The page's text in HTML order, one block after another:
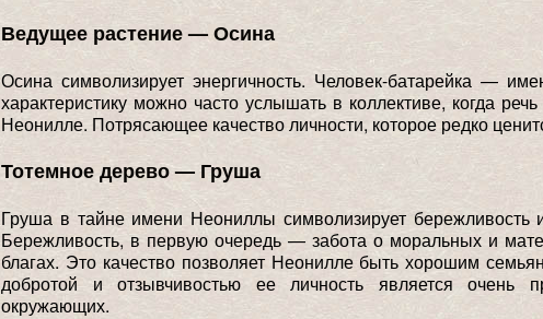
Ведущее растение — Осина
Осина символизирует энергичность. Человек-батарейка —
характеристику можно часто услышать в коллективе, когда
Неонилле. Потрясающее качество личности, которое редко
Тотемное дерево — Груша
Груша в тайне имени Неониллы символизирует бережливость
Бережливость, в первую очередь — забота о моральных и
благах. Это качество позволяет Неонилле быть хорошим
добротой и отзывчивостью ее личность является очень
окружающих.